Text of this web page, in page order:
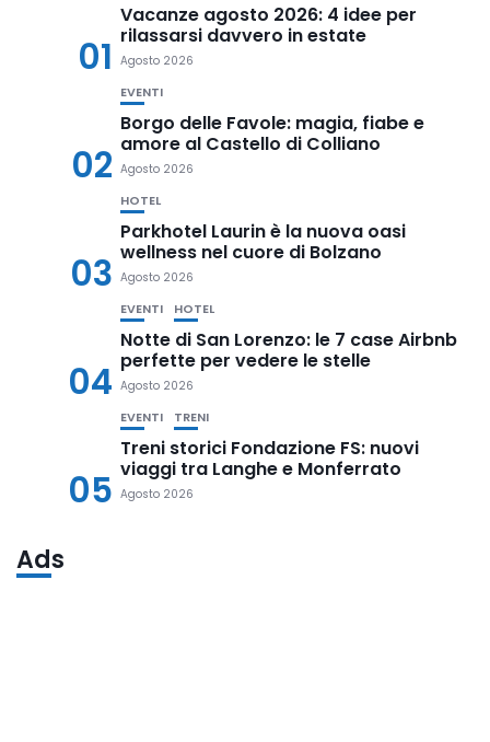
01
Vacanze agosto 2026: 4 idee per
rilassarsi davvero in estate
Agosto 2026
02
EVENTI
Borgo delle Favole: magia, fiabe e
amore al Castello di Colliano
Agosto 2026
03
HOTEL
Parkhotel Laurin è la nuova oasi
wellness nel cuore di Bolzano
Agosto 2026
04
EVENTI HOTEL
Notte di San Lorenzo: le 7 case Airbnb
perfette per vedere le stelle
Agosto 2026
05
EVENTI TRENI
Treni storici Fondazione FS: nuovi
viaggi tra Langhe e Monferrato
Agosto 2026
Ads